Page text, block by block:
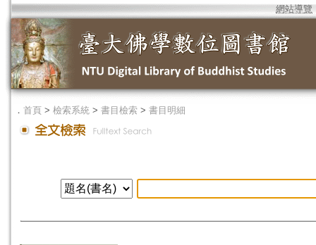
網站導覽
． 首頁 > 檢索系統 > 書目檢索 > 書目明細